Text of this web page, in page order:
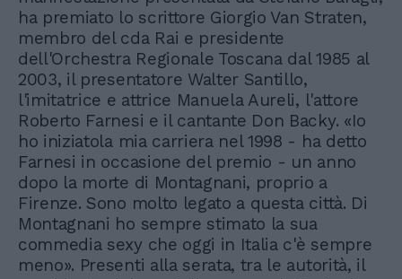
ha premiato lo scrittore Giorgio Van Straten,
membro del cda Rai e presidente
dell'Orchestra Regionale Toscana dal 1985 al
2003, il presentatore Walter Santillo,
l'imitatrice e attrice Manuela Aureli, l'attore
Roberto Farnesi e il cantante Don Backy. «Io
ho iniziatola mia carriera nel 1998 - ha detto
Farnesi in occasione del premio - un anno
dopo la morte di Montagnani, proprio a
Firenze. Sono molto legato a questa città. Di
Montagnani ho sempre stimato la sua
commedia sexy che oggi in Italia c'è sempre
meno». Presenti alla serata, tra le autorità, il